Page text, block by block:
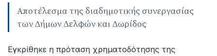
Αποτέλεσμα της διαδημοτικής συνεργασίας
των Δήμων Δελφών και Δωρίδος
Εγκρίθηκε η πρόταση χρηματοδότησης της